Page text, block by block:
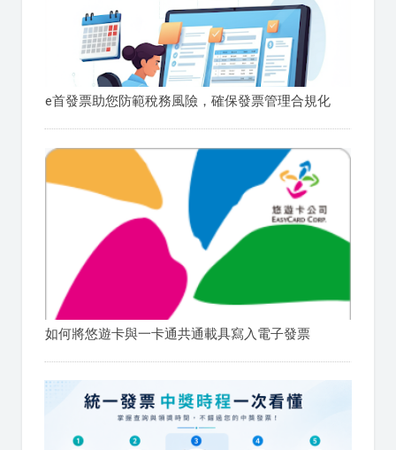
e首發票助您防範稅務風險，確保發票管理合規化
如何將悠遊卡與一卡通共通載具寫入電子發票